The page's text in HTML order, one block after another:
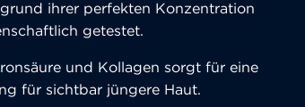
ihrer perfekten Konzentration
getestet.
und Kollagen sorgt für eine
für sichtbar jüngere Haut.